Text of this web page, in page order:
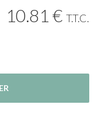
10.81 € T.T.C.